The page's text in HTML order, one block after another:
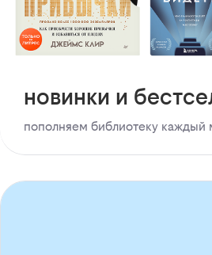
новинки и
пополняем библиотеку каждый